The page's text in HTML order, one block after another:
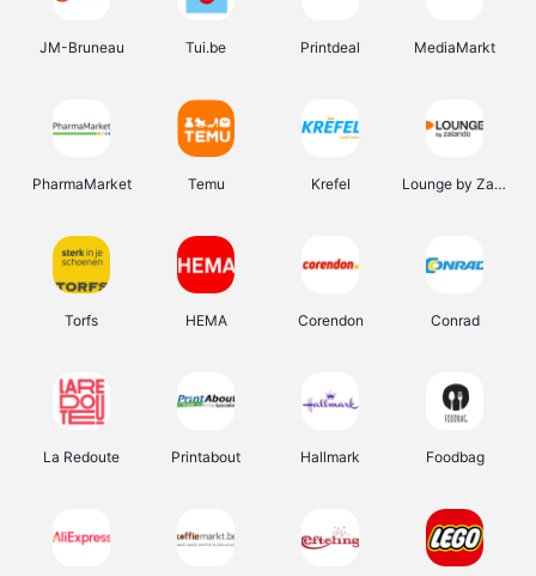
JM-Bruneau Tui.be Printdeal MediaMarkt
PharmaMarket Temu Krefel Lounge by Zalando
Torfs HEMA Corendon Conrad
La Redoute Printabout Hallmark Foodbag